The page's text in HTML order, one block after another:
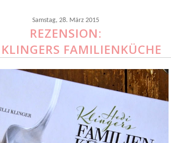
Samstag, 28. März 2015
REZENSION:
FAMILIENKÜCHE